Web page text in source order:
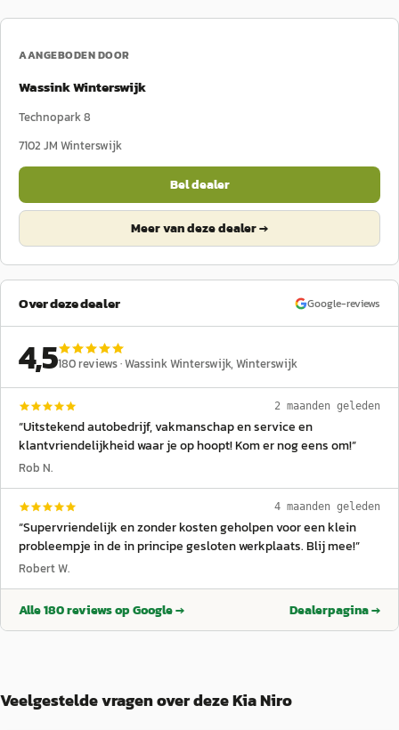
AANGEBODEN DOOR
Wassink Winterswijk
Technopark 8
7102 JM Winterswijk
Bel dealer
Meer van deze dealer →
Over deze dealer Google-reviews
4,5180reviews ·Wassink Winterswijk, Winterswijk
2 maanden geleden
“Uitstekend autobedrijf, vakmanschap en service en
klantvriendelijkheid waar je op hoopt! Kom er nog eens om!”
Rob N.
4 maanden geleden
“Supervriendelijk en zonder kosten geholpen voor een klein
probleempje in de in principe gesloten werkplaats. Blij mee!”
Robert W.
Alle180reviews op Google → Dealerpagina →
Veelgestelde vragen over deze Kia Niro